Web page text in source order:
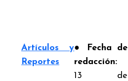
Artículos y
Reportes
● Fecha de
redacción:
13 de